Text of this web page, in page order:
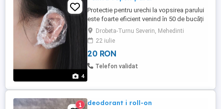
4
Protectie pentru urechi la vopsirea parului
este foarte eficient venind în 50 de bucăți
cu transportul inclusiv prețul produsului
pentru Drobeta-Turnu Severin.
Drobeta-Turnu Severin, Mehedinti
22 iulie
20 RON
Telefon validat
1 deodorant i roll-on